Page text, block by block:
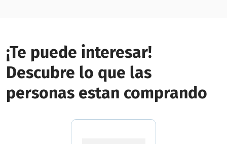
¡Te puede interesar!
Descubre lo que las
personas estan comprando